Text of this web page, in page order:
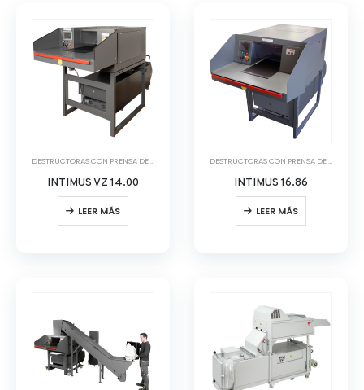
DESTRUCTORAS CON PRENSA DE BALAS
INTIMUS VZ 14.00
LEER MÁS
DESTRUCTORAS CON PRENSA DE BALAS
INTIMUS 16.86
LEER MÁS